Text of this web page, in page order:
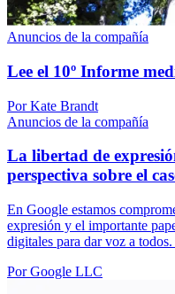
Anuncios de la compañía
Lee el 10º Informe
Por Kate Brandt
Anuncios de la compañía
La libertad de
perspectiva sobre el
En Google estamos
expresión y el importante
digitales para dar voz a
Por Google LLC